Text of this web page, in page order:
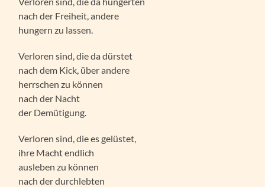
nach der Freiheit, andere
hungern zu lassen.
Verloren sind, die da dürstet
nach dem Kick, über andere
herrschen zu können
nach der Nacht
der Demütigung.
Verloren sind, die es gelüstet,
ihre Macht endlich
ausleben zu können
nach der durchlebten